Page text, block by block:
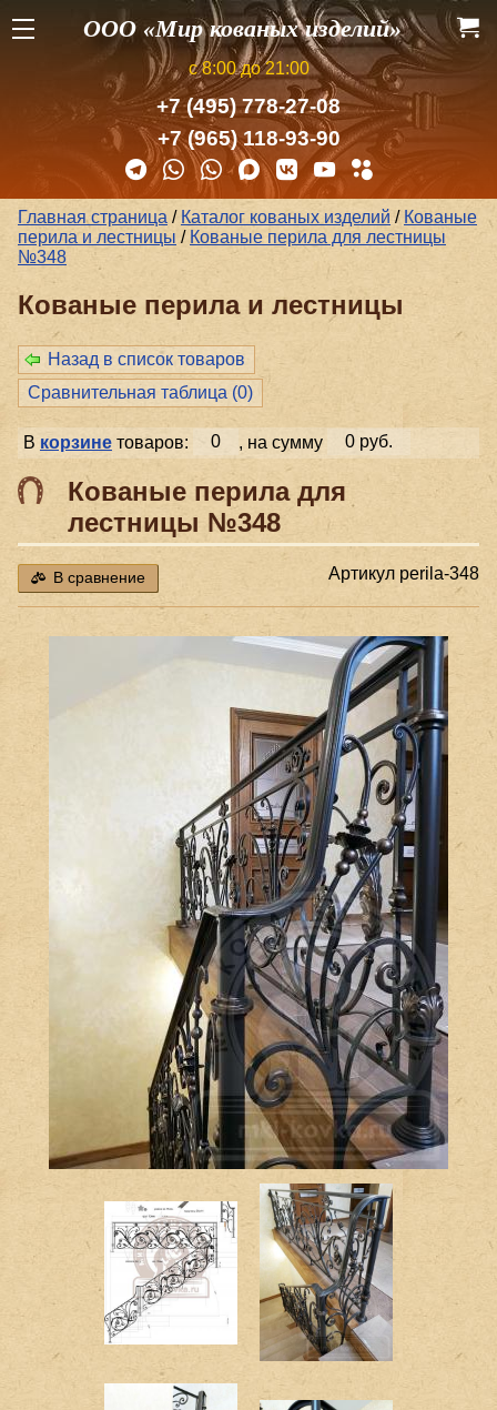
ООО «Мир кованых изделий»
с 8:00 до 21:00
+7 (495) 778-27-08
+7 (965) 118-93-90
Главная страница / Каталог кованых изделий / Кованые
перила и лестницы / Кованые перила для лестницы
№348
Кованые перила и лестницы
Назад в список товаров
Сравнительная таблица (0)
В корзинетоваров: 0 , на сумму 0 руб.
Кованые перила для
лестницы №348
В сравнение Артикул perila-348